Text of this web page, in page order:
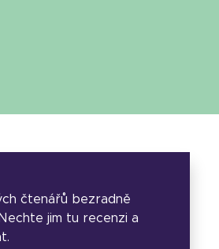
čtenářů bezradně
jim tu recenzi a